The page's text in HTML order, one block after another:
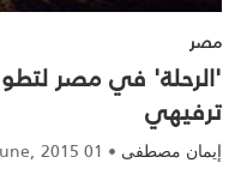
مصر
'الرحلة' في مصر
ترفيهي
إيمان مصطفى •
01 June, 2015